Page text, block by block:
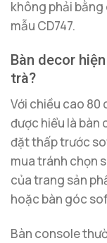
không phải
mẫu CD747.
Bàn decor
trà?
Với chiều cao 80
được hiểu là bàn
đặt thấp trước
mua tránh chọn
của trang sản
hoặc bàn góc
Bàn console